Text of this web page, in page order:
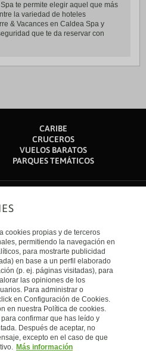
te permite elegir aquel que más
la variedad de hoteles
& Vacances en Caldea Spa y
que te da reservar con
CARIBE
CRUCEROS
VUELOS BARATOS
PARQUES TEMÁTICOS
cookies propias y de terceros
permitiendo la navegación en
para mostrarte publicidad
en base a un perfil elaborado
(p. ej. páginas visitadas), para
las opiniones de los
Para administrar o
en Configuración de Cookies.
en nuestra Política de cookies.
confirmar que has leído y
Después de aceptar, no
excepto en el caso de que
Más información